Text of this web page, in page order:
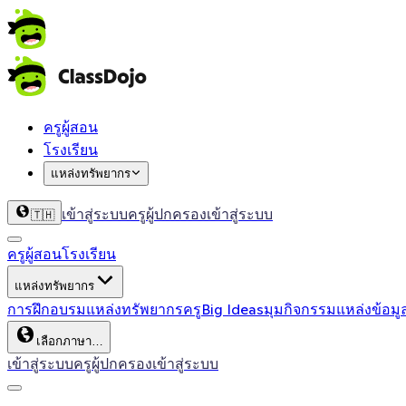
ครูผู้สอน
โรงเรียน
แหล่งทรัพยากร
🇹🇭 เข้าสู่ระบบครูผู้ปกครองเข้าสู่ระบบ
ครูผู้สอนโรงเรียน
แหล่งทรัพยากร
การฝึกอบรมแหล่งทรัพยากรครูBig Ideasมุมกิจกรรมแหล่งข้อมู
เลือกภาษา…
เข้าสู่ระบบครูผู้ปกครองเข้าสู่ระบบ